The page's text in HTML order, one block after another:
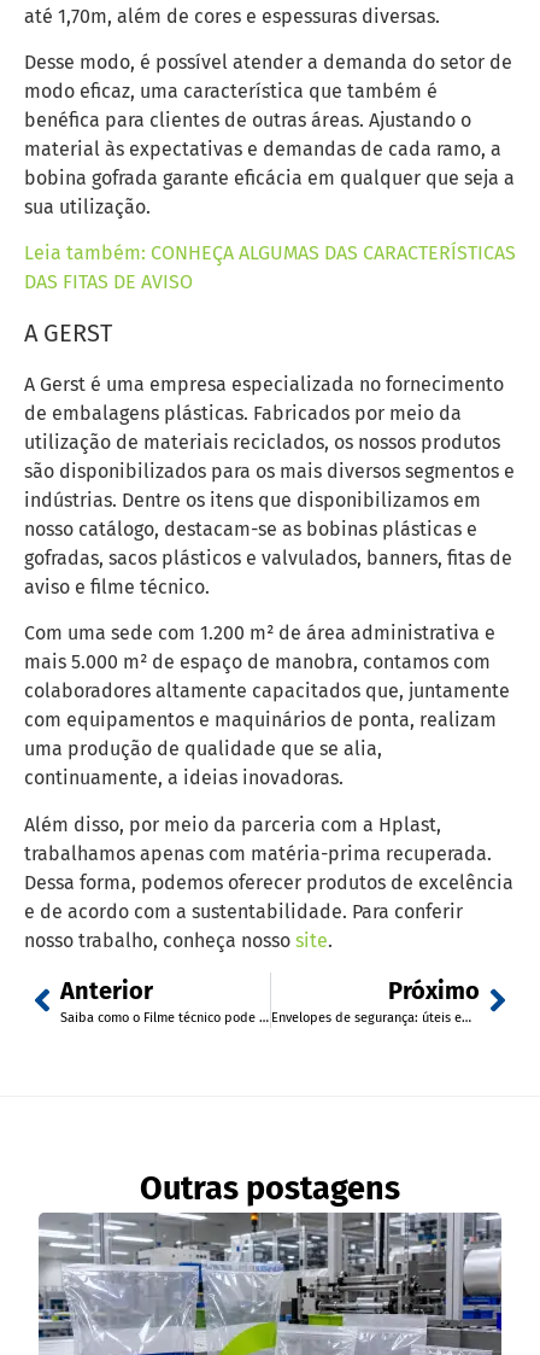
até 1,70m, além de cores e espessuras diversas.
Desse modo, é possível atender a demanda do setor de
modo eficaz, uma característica que também é
benéfica para clientes de outras áreas. Ajustando o
material às expectativas e demandas de cada ramo, a
bobina gofrada garante eficácia em qualquer que seja a
sua utilização.
Leia também: CONHEÇA ALGUMAS DAS CARACTERÍSTICAS
DAS FITAS DE AVISO
A GERST
A Gerst é uma empresa especializada no fornecimento
de embalagens plásticas. Fabricados por meio da
utilização de materiais reciclados, os nossos produtos
são disponibilizados para os mais diversos segmentos e
indústrias. Dentre os itens que disponibilizamos em
nosso catálogo, destacam-se as bobinas plásticas e
gofradas, sacos plásticos e valvulados, banners, fitas de
aviso e filme técnico.
Com uma sede com 1.200 m² de área administrativa e
mais 5.000 m² de espaço de manobra, contamos com
colaboradores altamente capacitados que, juntamente
com equipamentos e maquinários de ponta, realizam
uma produção de qualidade que se alia,
continuamente, a ideias inovadoras.
Além disso, por meio da parceria com a Hplast,
trabalhamos apenas com matéria-prima recuperada.
Dessa forma, podemos oferecer produtos de excelência
e de acordo com a sustentabilidade. Para conferir
nosso trabalho, conheça nosso site.
Anterior
Saiba como o Filme técnico pode ser útil no empacotamento de produtos líquidos
Próximo
Envelopes de segurança: úteis em concursos públicos e entrega de cartão
Outras postagens